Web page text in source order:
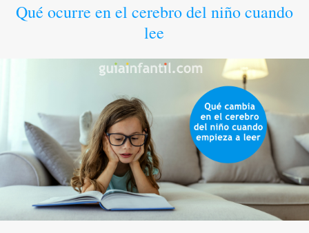
Qué ocurre en el cerebro del niño cuando
lee